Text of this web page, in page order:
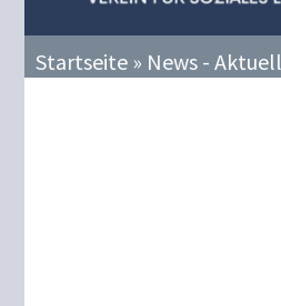
Startseite » News -